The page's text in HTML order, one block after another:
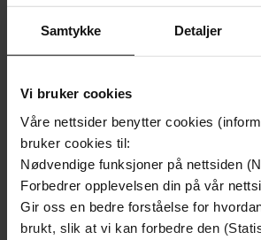
Samtykke Detaljer
Vi bruker cookies
Våre nettsider benytter cookies
bruker cookies til:
Nødvendige funksjoner på nettsiden
Forbedrer opplevelsen din på vår
Gir oss en bedre forståelse for
brukt, slik at vi kan forbedre den
Andre har også kjøpt